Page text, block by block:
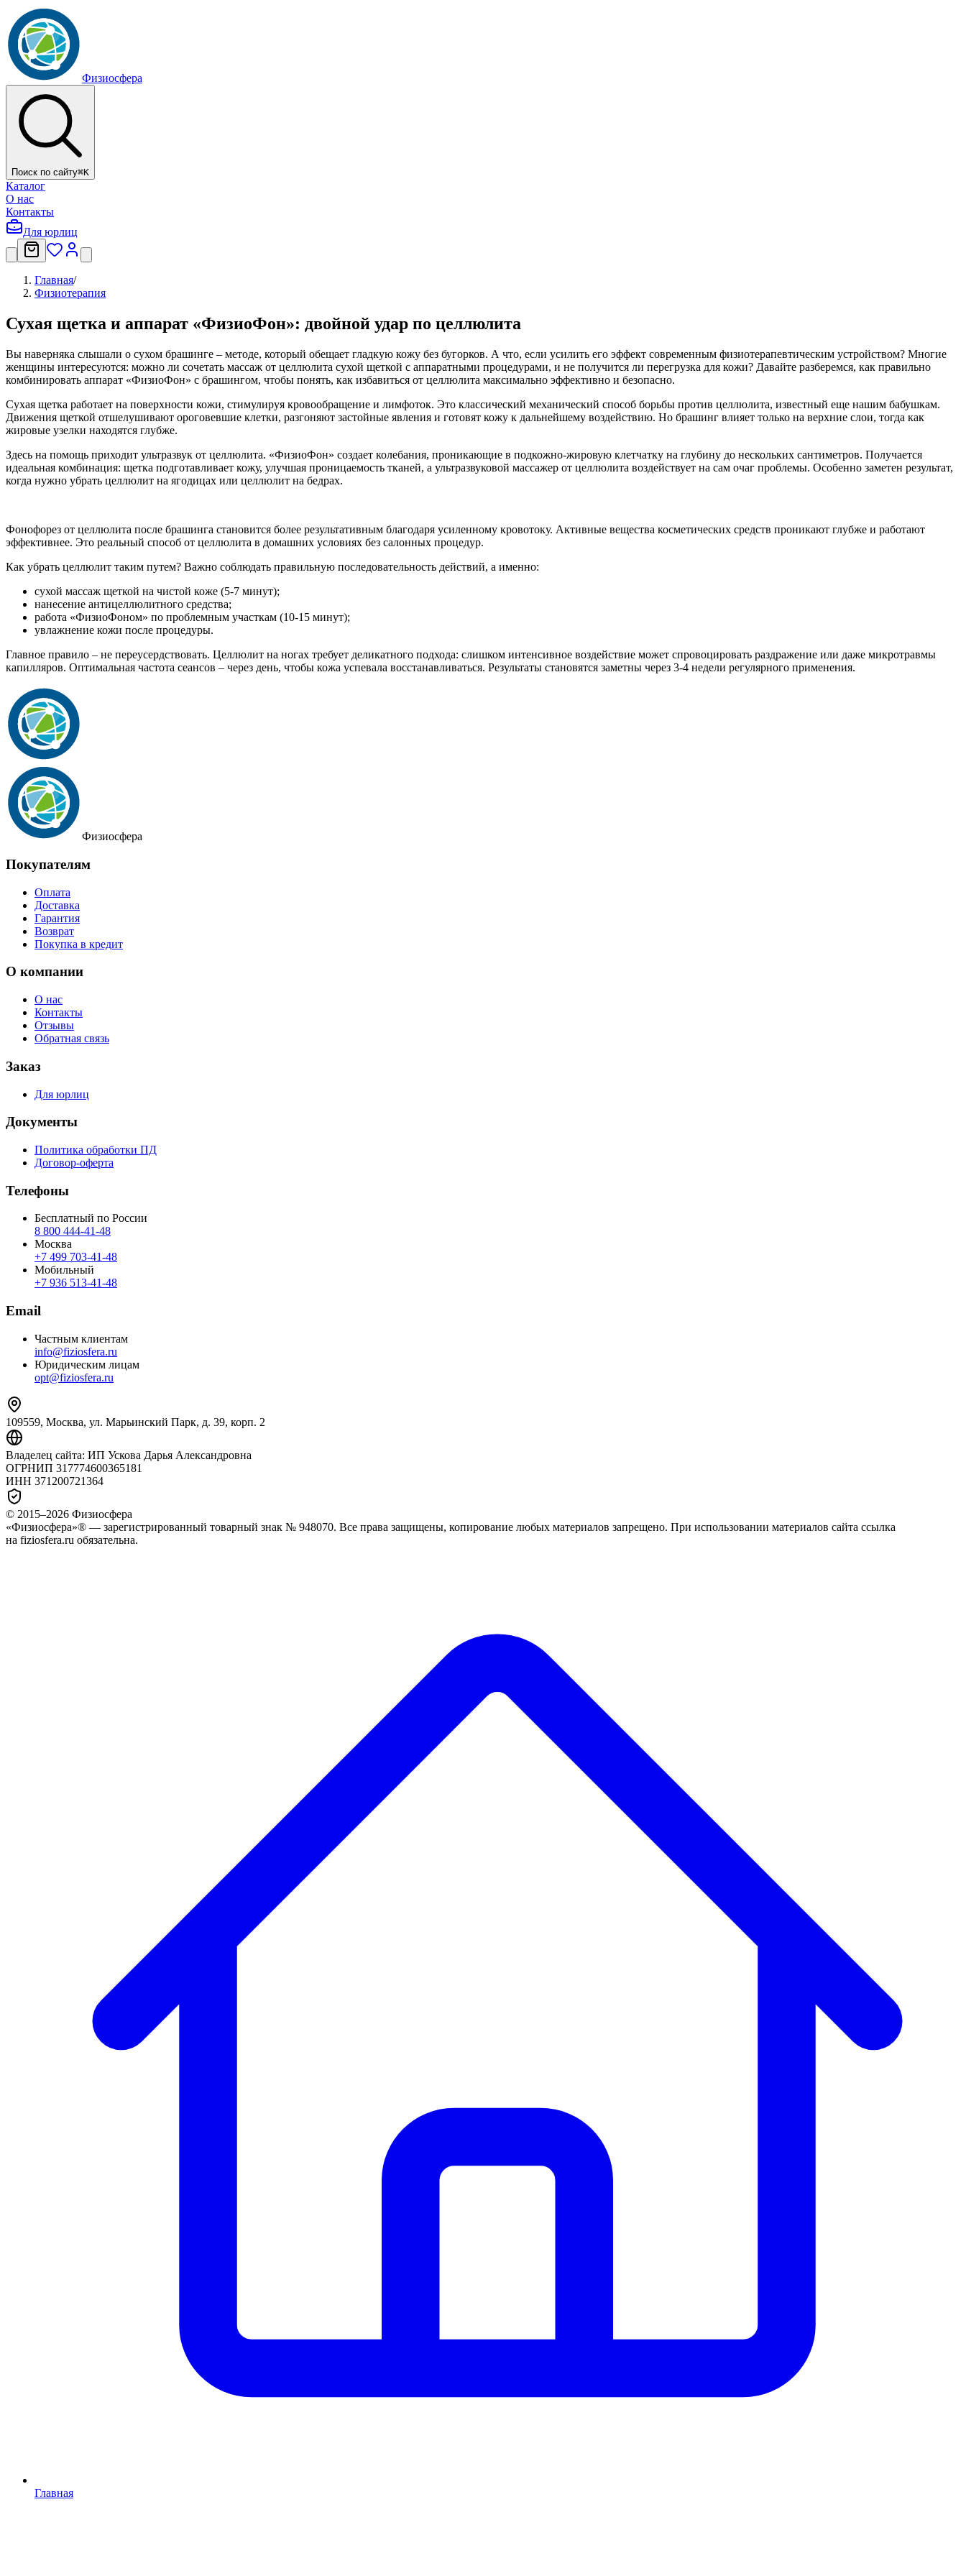
Физиосфера
Поиск по сайту⌘K
Каталог
О нас
Контакты
Для юрлиц
Главная/
Физиотерапия
Сухая щетка и аппарат «ФизиоФон»: двойной удар по целлюлита
Вы наверняка слышали о сухом брашинге – методе, который обещает гладкую кожу без бугорков. А что, если усилить его эффект современным физиотерапевтическим устройством? Многие
женщины интересуются: можно ли сочетать массаж от целлюлита сухой щеткой с аппаратными процедурами, и не получится ли перегрузка для кожи? Давайте разберемся, как правильно
комбинировать аппарат «ФизиоФон» с брашингом, чтобы понять, как избавиться от целлюлита максимально эффективно и безопасно.
Сухая щетка работает на поверхности кожи, стимулируя кровообращение и лимфоток. Это классический механический способ борьбы против целлюлита, известный еще нашим бабушкам.
Движения щеткой отшелушивают ороговевшие клетки, разгоняют застойные явления и готовят кожу к дальнейшему воздействию. Но брашинг влияет только на верхние слои, тогда как
жировые узелки находятся глубже.
Здесь на помощь приходит ультразвук от целлюлита. «ФизиоФон» создает колебания, проникающие в подкожно-жировую клетчатку на глубину до нескольких сантиметров. Получается
идеальная комбинация: щетка подготавливает кожу, улучшая проницаемость тканей, а ультразвуковой массажер от целлюлита воздействует на сам очаг проблемы. Особенно заметен результат,
когда нужно убрать целлюлит на ягодицах или целлюлит на бедрах.
Фонофорез от целлюлита после брашинга становится более результативным благодаря усиленному кровотоку. Активные вещества косметических средств проникают глубже и работают
эффективнее. Это реальный способ от целлюлита в домашних условиях без салонных процедур.
Как убрать целлюлит таким путем? Важно соблюдать правильную последовательность действий, а именно:
сухой массаж щеткой на чистой коже (5-7 минут);
нанесение антицеллюлитного средства;
работа «ФизиоФоном» по проблемным участкам (10-15 минут);
увлажнение кожи после процедуры.
Главное правило – не переусердствовать. Целлюлит на ногах требует деликатного подхода: слишком интенсивное воздействие может спровоцировать раздражение или даже микротравмы
капилляров. Оптимальная частота сеансов – через день, чтобы кожа успевала восстанавливаться. Результаты становятся заметны через 3-4 недели регулярного применения.
Физиосфера
Покупателям
Оплата
Доставка
Гарантия
Возврат
Покупка в кредит
О компании
О нас
Контакты
Отзывы
Обратная связь
Заказ
Для юрлиц
Документы
Политика обработки ПД
Договор-оферта
Телефоны
Бесплатный по России
8 800 444‑41‑48
Москва
+7 499 703‑41‑48
Мобильный
+7 936 513‑41‑48
Email
Частным клиентам
info@fiziosfera.ru
Юридическим лицам
opt@fiziosfera.ru
109559, Москва, ул. Марьинский Парк, д. 39, корп. 2
Владелец сайта: ИП Ускова Дарья Александровна
ОГРНИП 317774600365181
ИНН 371200721364
© 2015–2026 Физиосфера
«Физиосфера»® — зарегистрированный товарный знак № 948070. Все права защищены, копирование любых материалов запрещено. При использовании материалов сайта ссылка
на fiziosfera.ru обязательна.
Главная